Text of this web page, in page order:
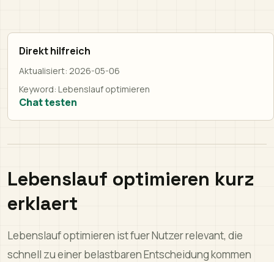
Direkt hilfreich
Aktualisiert: 2026-05-06
Keyword: Lebenslauf optimieren
Chat testen
Lebenslauf optimieren kurz
erklaert
Lebenslauf optimieren ist fuer Nutzer relevant, die
schnell zu einer belastbaren Entscheidung kommen